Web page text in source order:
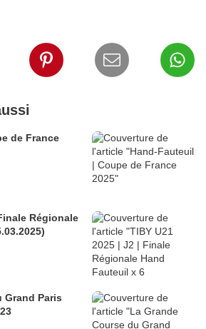
de France
Régionale
x 6 (15.03.2025)
Grand Paris